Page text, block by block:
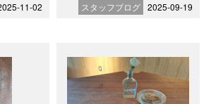
11-02 スタッフブログ 2025-09-19